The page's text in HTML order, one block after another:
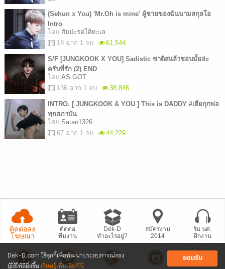
Dek-D.com ใช้คุกกี้เพื่อพัฒนาประสบการณ์ของ
ผู้ใช้ให้ดียิ่งขึ้น เรียนรู้เพิ่มเติมที่นี่
ยอมรับ
(Sehun x You) 'Mr.Oh is mine' ผู้ชายของฉันนามสกุลโอ
Intro
โดย สับปะรดใต้ทะเล
18 ฉาก 1 จบ
61,544
S/F [JUNGKOOK X YOU] Sadistic ซาดิสแล้วชอบมั้ยล่ะ
ครับที่รัก (2) END
โดย AS GOT
136 ฉาก 1 จบ
38,846
INTRO. [ JUNGKOOK & YOU ] This is DADDY #เฮียกุกพ่อ
ทุกสภาบัน
โดย Satan1326
67 ฉาก 1 จบ
44,229
ติดต่อลง
โฆษณา
ติดต่อ
ทีมงาน
Dek-D
ทำอะไรอยู่?
สมัครงาน
2014
รับ นศ.
ฝึกงาน